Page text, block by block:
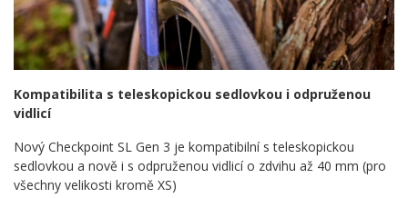
Kompatibilita s teleskopickou sedlovkou i odpruženou
vidlicí
Nový Checkpoint SL Gen 3 je kompatibilní s teleskopickou
sedlovkou a nově i s odpruženou vidlicí o zdvihu až 40 mm (pro
všechny velikosti kromě XS)